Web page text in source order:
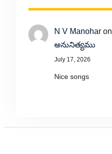
N V Manoharon
అనునిత్యము
July 17, 2026
Nice songs